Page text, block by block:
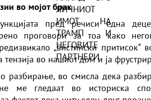
во мојот брак
пред речиси една
проговори за тоа како
„вистински притисок“
тензија во нашиот дом и ја
разбирање, во смисла дека
не ме гледаат во историска